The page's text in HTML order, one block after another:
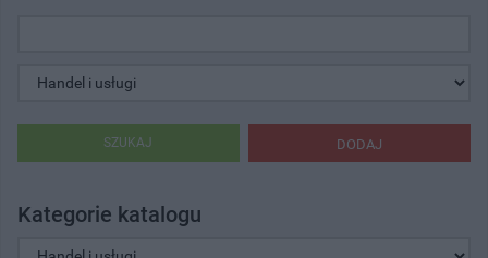
DODAJ
SZUKAJ
Kategorie katalogu